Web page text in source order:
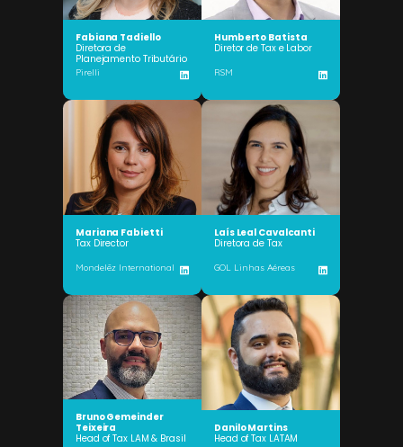
Fabiana Tadiello
Diretora de
Planejamento Tributário
Pirelli
Humberto Batista
Diretor de Tax e Labor
RSM
Mariana Fabietti
Tax Director
Mondelēz International
Laís Leal Cavalcanti
Diretora de Tax
GOL Linhas Aéreas
Bruno Gemeinder
Teixeira
Head of Tax LAM & Brasil
Danilo Martins
Head of Tax LATAM